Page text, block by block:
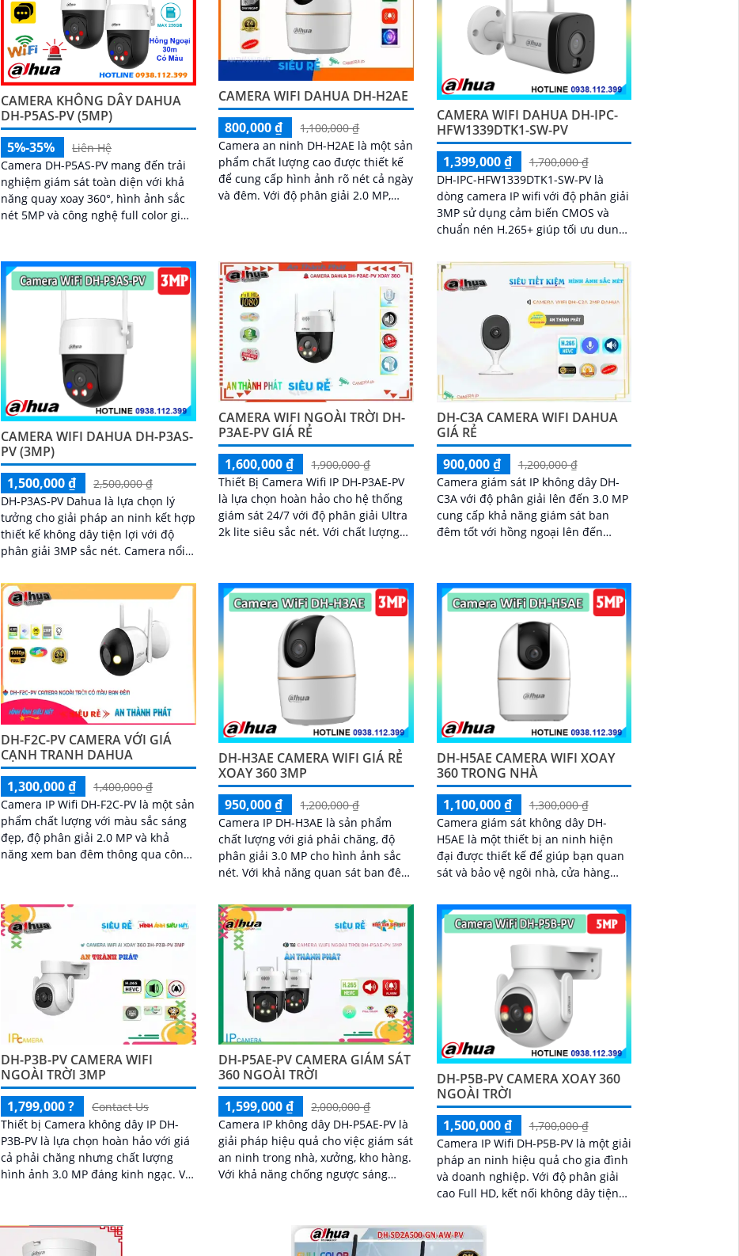
CAMERA KHÔNG DÂY DAHUA
DH-P5AS-PV (5MP)
5%-35%
Liên Hệ
Camera DH-P5AS-PV mang đến trải
nghiệm giám sát toàn diện với khả
năng quay xoay 360°, hình ảnh sắc
nét 5MP và công nghệ full color giúp
trộm, tầm nhìn hồng ngoại 30m, khe
thẻ nhớ đến 256GB cùng chuẩn
chống nước IP66 camera hoạt động
ổn định trong mọi điều kiện
CAMERA WIFI DAHUA DH-H2AE
800,000 ₫
1,100,000 ₫
Camera an ninh DH-H2AE là một sản
phẩm chất lượng cao được thiết kế
để cung cấp hình ảnh rõ nét cả ngày
và đêm. Với độ phân giải 2.0 MP,
CAMERA WIFI DAHUA DH-IPC-
HFW1339DTK1-SW-PV
1,399,000 ₫
1,700,000 ₫
DH-IPC-HFW1339DTK1-SW-PV là
dòng camera IP wifi với độ phân giải
3MP sử dụng cảm biến CMOS và
chuẩn nén H.265+ giúp tối ưu dung
CAMERA WIFI DAHUA DH-P3AS-
PV (3MP)
1,500,000 ₫
2,500,000 ₫
DH-P3AS-PV Dahua là lựa chọn lý
tưởng cho giải pháp an ninh kết hợp
thiết kế không dây tiện lợi với độ
phân giải 3MP sắc nét. Camera nổi
phát hiện chính xác người và
phương tiện, cảnh báo tức thì bằng
CAMERA WIFI NGOÀI TRỜI DH-
P3AE-PV GIÁ RẺ
1,600,000 ₫
1,900,000 ₫
Thiết Bị Camera Wifi IP DH-P3AE-PV
là lựa chọn hoàn hảo cho hệ thống
giám sát 24/7 với độ phân giải Ultra
2k lite siêu sắc nét. Với chất lượng
DH-C3A CAMERA WIFI DAHUA
GIÁ RẺ
900,000 ₫
1,200,000 ₫
Camera giám sát IP không dây DH-
C3A với độ phân giải lên đến 3.0 MP
cung cấp khả năng giám sát ban
đêm tốt với hồng ngoại lên đến
DH-F2C-PV CAMERA VỚI GIÁ
CẠNH TRANH DAHUA
1,300,000 ₫
1,400,000 ₫
Camera IP Wifi DH-F2C-PV là một sản
phẩm chất lượng với màu sắc sáng
đẹp, độ phân giải 2.0 MP và khả
năng xem ban đêm thông qua công
DH-H3AE CAMERA WIFI GIÁ RẺ
XOAY 360 3MP
950,000 ₫
1,200,000 ₫
Camera IP DH-H3AE là sản phẩm
chất lượng với giá phải chăng, độ
phân giải 3.0 MP cho hình ảnh sắc
nét. Với khả năng quan sát ban đêm
DH-H5AE CAMERA WIFI XOAY
360 TRONG NHÀ
1,100,000 ₫
1,300,000 ₫
Camera giám sát không dây DH-
H5AE là một thiết bị an ninh hiện
đại được thiết kế để giúp bạn quan
sát và bảo vệ ngôi nhà, cửa hàng
hiệu quả
DH-P3B-PV CAMERA WIFI
NGOÀI TRỜI 3MP
1,799,000 ?
Contact Us
Thiết bị Camera không dây IP DH-
P3B-PV là lựa chọn hoàn hảo với giá
cả phải chăng nhưng chất lượng
hình ảnh 3.0 MP đáng kinh ngạc. Với
DH-P5AE-PV CAMERA GIÁM SÁT
360 NGOÀI TRỜI
1,599,000 ₫
2,000,000 ₫
Camera IP không dây DH-P5AE-PV là
giải pháp hiệu quả cho việc giám sát
an ninh trong nhà, xưởng, kho hàng.
Với khả năng chống ngược sáng
DH-P5B-PV CAMERA XOAY 360
NGOÀI TRỜI
1,500,000 ₫
1,700,000 ₫
Camera IP Wifi DH-P5B-PV là một giải
pháp an ninh hiệu quả cho gia đình
và doanh nghiệp. Với độ phân giải
cao Full HD, kết nối không dây tiện
sáng yếu, camera giúp bạn theo dõi
mọi góc cạnh một cách rõ ràng